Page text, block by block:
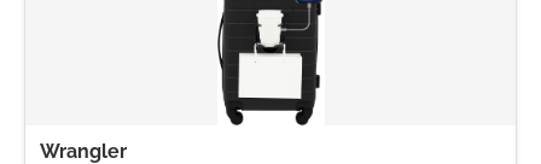
Wrangler